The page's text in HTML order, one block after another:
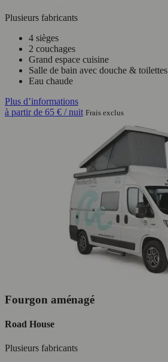
Plusieurs fabricants
4 sièges
2 couchages
Grand espace cuisine
Salle de bain avec douche & toilettes
Eau chaude
Plus d’informations
à partir de 65 € / nuit Frais exclus
Fourgon aménagé
Road House
Plusieurs fabricants